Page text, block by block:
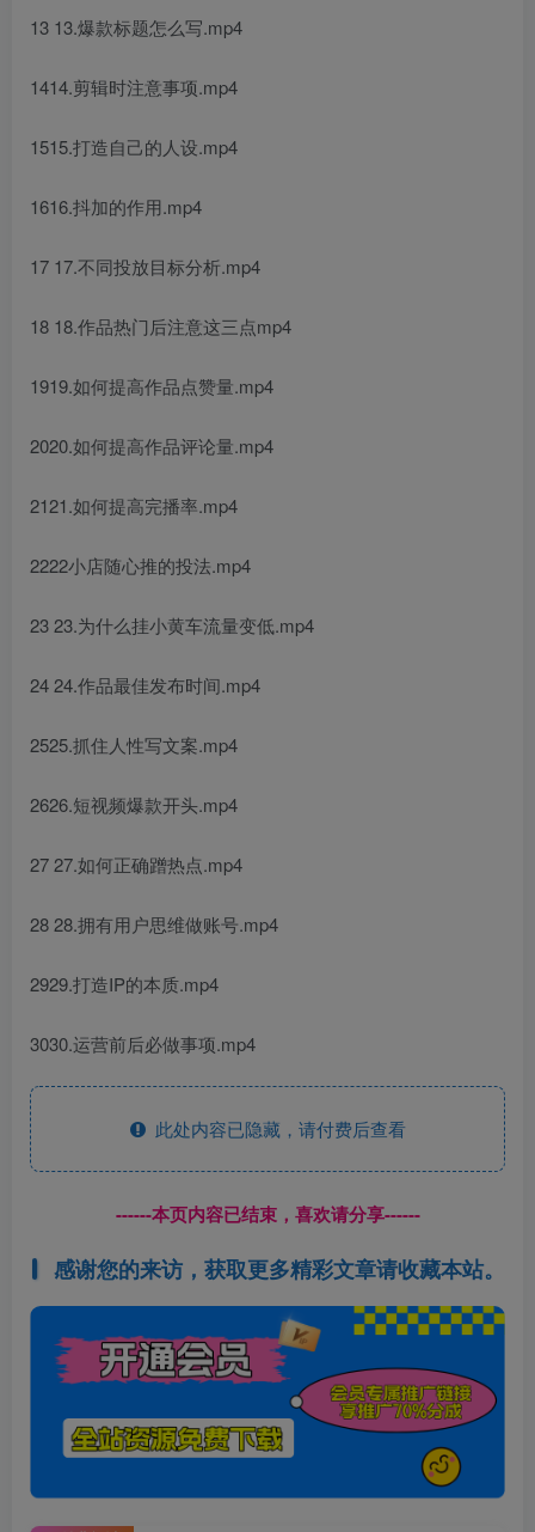
13 13.爆款标题怎么写.mp4
1414.剪辑时注意事项.mp4
1515.打造自己的人设.mp4
1616.抖加的作用.mp4
17 17.不同投放目标分析.mp4
18 18.作品热门后注意这三点mp4
1919.如何提高作品点赞量.mp4
2020.如何提高作品评论量.mp4
2121.如何提高完播率.mp4
2222小店随心推的投法.mp4
23 23.为什么挂小黄车流量变低.mp4
24 24.作品最佳发布时间.mp4
2525.抓住人性写文案.mp4
2626.短视频爆款开头.mp4
27 27.如何正确蹭热点.mp4
28 28.拥有用户思维做账号.mp4
2929.打造IP的本质.mp4
3030.运营前后必做事项.mp4
此处内容已隐藏，请付费后查看
------本页内容已结束，喜欢请分享------
感谢您的来访，获取更多精彩文章请收藏本站。